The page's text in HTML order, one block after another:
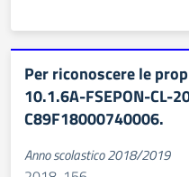
Per riconoscere le
10.1.6A-FSEPON-CL-
C89F18000740006.
Anno scolastico 2018/2019